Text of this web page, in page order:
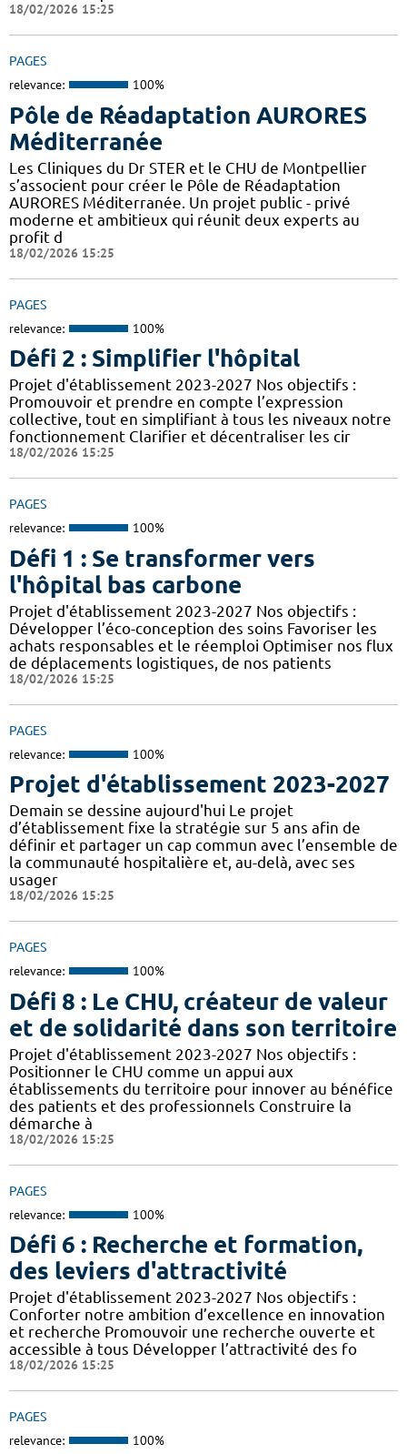
18/02/2026 15:25
PAGES
relevance: 100%
Pôle de Réadaptation AURORES
Méditerranée
Les Cliniques du Dr STER et le CHU de Montpellier
s’associent pour créer le Pôle de Réadaptation
AURORES Méditerranée. Un projet public - privé
moderne et ambitieux qui réunit deux experts au
profit d
18/02/2026 15:25
PAGES
relevance: 100%
Défi 2 : Simplifier l'hôpital
Projet d'établissement 2023-2027 Nos objectifs :
Promouvoir et prendre en compte l’expression
collective, tout en simplifiant à tous les niveaux notre
fonctionnement Clarifier et décentraliser les cir
18/02/2026 15:25
PAGES
relevance: 100%
Défi 1 : Se transformer vers
l'hôpital bas carbone
Projet d'établissement 2023-2027 Nos objectifs :
Développer l’éco-conception des soins Favoriser les
achats responsables et le réemploi Optimiser nos flux
de déplacements logistiques, de nos patients
18/02/2026 15:25
PAGES
relevance: 100%
Projet d'établissement 2023-2027
Demain se dessine aujourd'hui Le projet
d’établissement fixe la stratégie sur 5 ans afin de
définir et partager un cap commun avec l’ensemble de
la communauté hospitalière et, au-delà, avec ses
usager
18/02/2026 15:25
PAGES
relevance: 100%
Défi 8 : Le CHU, créateur de valeur
et de solidarité dans son territoire
Projet d'établissement 2023-2027 Nos objectifs :
Positionner le CHU comme un appui aux
établissements du territoire pour innover au bénéfice
des patients et des professionnels Construire la
démarche à
18/02/2026 15:25
PAGES
relevance: 100%
Défi 6 : Recherche et formation,
des leviers d'attractivité
Projet d'établissement 2023-2027 Nos objectifs :
Conforter notre ambition d’excellence en innovation
et recherche Promouvoir une recherche ouverte et
accessible à tous Développer l’attractivité des fo
18/02/2026 15:25
PAGES
relevance: 100%